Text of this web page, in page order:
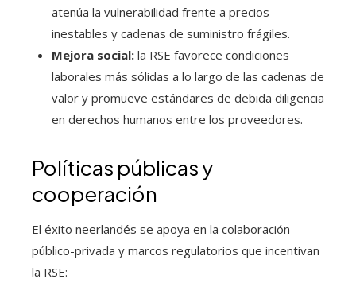
atenúa la vulnerabilidad frente a precios
inestables y cadenas de suministro frágiles.
Mejora social: la RSE favorece condiciones
laborales más sólidas a lo largo de las cadenas de
valor y promueve estándares de debida diligencia
en derechos humanos entre los proveedores.
Políticas públicas y
cooperación
El éxito neerlandés se apoya en la colaboración
público-privada y marcos regulatorios que incentivan
la RSE: